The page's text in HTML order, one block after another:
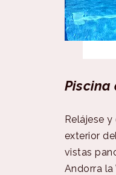
Piscina
Relájese
exterior
vistas
Andorra la